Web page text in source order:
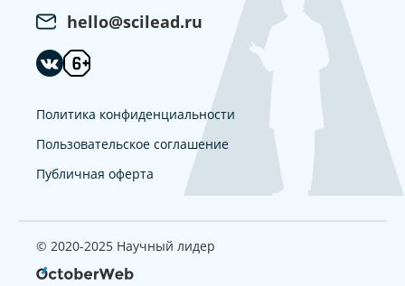
hello@scilead.ru
Политика конфиденциальности
Пользовательское соглашение
Публичная оферта
© 2020-2025 Научный лидер